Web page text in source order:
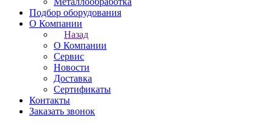
Подбор оборудования
О Компании
Назад
О Компании
Сервис
Новости
Доставка
Сертификаты
Контакты
Заказать звонок